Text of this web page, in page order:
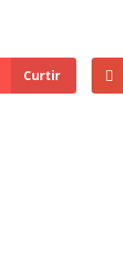
Curtir